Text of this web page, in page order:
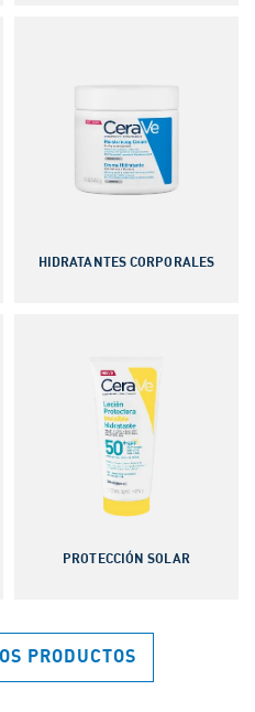
HIDRATANTES CORPORALES
PROTECCIÓN SOLAR
PRODUCTOS